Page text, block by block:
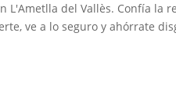
del Vallès. Confía la
ve a lo seguro y ahórrate